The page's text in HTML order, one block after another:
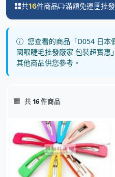
共16件商品 滿額免運 批
您查看的商品「D054 日本
國眼睫毛批發廠家 包裝超實惠
其他商品供您參考。
共 16件商品